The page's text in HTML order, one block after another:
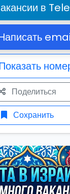
в
Поделиться
Сохранить